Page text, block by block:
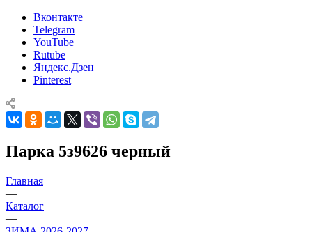
Вконтакте
Telegram
YouTube
Rutube
Яндекс.Дзен
Pinterest
Парка 5з9626 черный
Главная
—
Каталог
—